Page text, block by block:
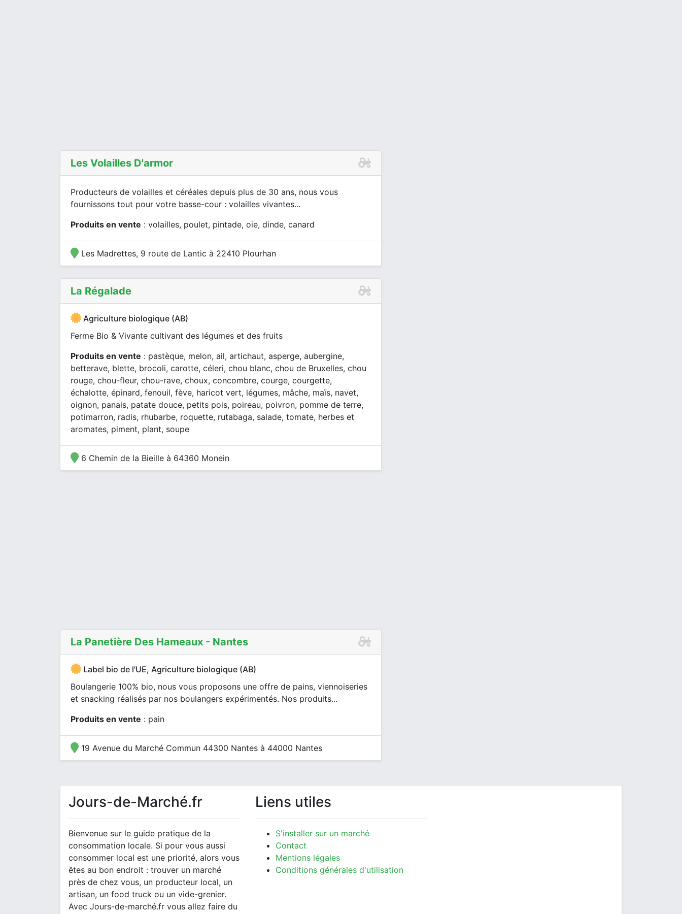
Les Volailles D'armor
Producteurs de volailles et céréales depuis plus de 30 ans, nous vous
fournissons tout pour votre basse-cour : volailles vivantes...
Produits en vente : volailles, poulet, pintade, oie, dinde, canard
Les Madrettes, 9 route de Lantic à 22410 Plourhan
La Régalade
Agriculture biologique (AB)
Ferme Bio & Vivante cultivant des légumes et des fruits
Produits en vente : pastèque, melon, ail, artichaut, asperge, aubergine,
betterave, blette, brocoli, carotte, céleri, chou blanc, chou de Bruxelles, chou
rouge, chou-fleur, chou-rave, choux, concombre, courge, courgette,
échalotte, épinard, fenouil, fève, haricot vert, légumes, mâche, maïs, navet,
oignon, panais, patate douce, petits pois, poireau, poivron, pomme de terre,
potimarron, radis, rhubarbe, roquette, rutabaga, salade, tomate, herbes et
aromates, piment, plant, soupe
6 Chemin de la Bieille à 64360 Monein
La Panetière Des Hameaux - Nantes
Label bio de l'UE, Agriculture biologique (AB)
Boulangerie 100% bio, nous vous proposons une offre de pains, viennoiseries
et snacking réalisés par nos boulangers expérimentés. Nos produits...
Produits en vente : pain
19 Avenue du Marché Commun 44300 Nantes à 44000 Nantes
Jours-de-Marché.fr
Bienvenue sur le guide pratique de la
consommation locale. Si pour vous aussi
consommer local est une priorité, alors vous
êtes au bon endroit : trouver un marché
près de chez vous, un producteur local, un
artisan, un food truck ou un vide-grenier.
Avec Jours-de-marché.fr vous allez faire du
Liens utiles
S'installer sur un marché
Contact
Mentions légales
Conditions générales d'utilisation